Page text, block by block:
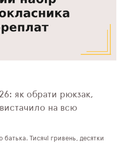
як обрати рюкзак,
на всю
Тисячі гривень, десятки